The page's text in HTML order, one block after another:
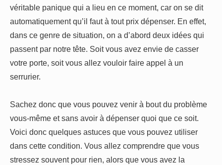
véritable panique qui a lieu en ce moment, car on se dit
automatiquement qu’il faut à tout prix dépenser. En effet,
dans ce genre de situation, on a d’abord deux idées qui
passent par notre tête. Soit vous avez envie de casser
votre porte, soit vous allez vouloir faire appel à un
serrurier.
Sachez donc que vous pouvez venir à bout du problème
vous-même et sans avoir à dépenser quoi que ce soit.
Voici donc quelques astuces que vous pouvez utiliser
dans cette condition. Vous allez comprendre que vous
stressez souvent pour rien, alors que vous avez la